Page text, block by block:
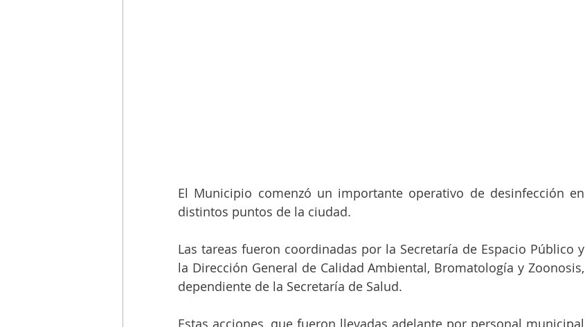
El Municipio comenzó un importante operativo de desinfección en
distintos puntos de la ciudad.
Las tareas fueron coordinadas por la Secretaría de Espacio Público y
la Dirección General de Calidad Ambiental, Bromatología y Zoonosis,
dependiente de la Secretaría de Salud.
Estas acciones, que fueron llevadas adelante por personal municipal